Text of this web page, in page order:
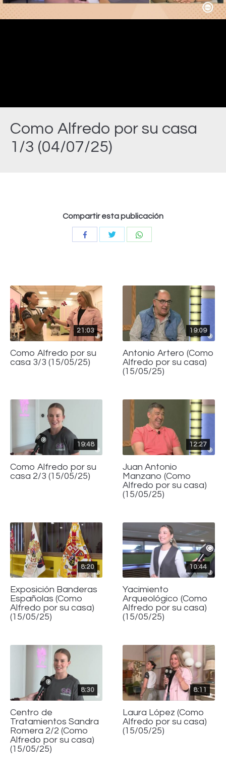
Como Alfredo por su casa
1/3 (04/07/25)
Video
Compartir esta publicación
CompartirCompartir
21:03
Como Alfredo por su
casa 3/3 (15/05/25)
19:09
Antonio Artero (Como
Alfredo por su casa)
(15/05/25)
19:48
Como Alfredo por su
casa 2/3 (15/05/25)
12:27
Juan Antonio
Manzano (Como
Alfredo por su casa)
(15/05/25)
8:20
Exposición Banderas
Españolas (Como
Alfredo por su casa)
(15/05/25)
10:44
Yacimiento
Arqueológico (Como
Alfredo por su casa)
(15/05/25)
8:30
Centro de
Tratamientos Sandra
Romera 2/2 (Como
Alfredo por su casa)
(15/05/25)
8:11
Laura López (Como
Alfredo por su casa)
(15/05/25)